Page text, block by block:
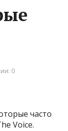
0
часто
Voice.